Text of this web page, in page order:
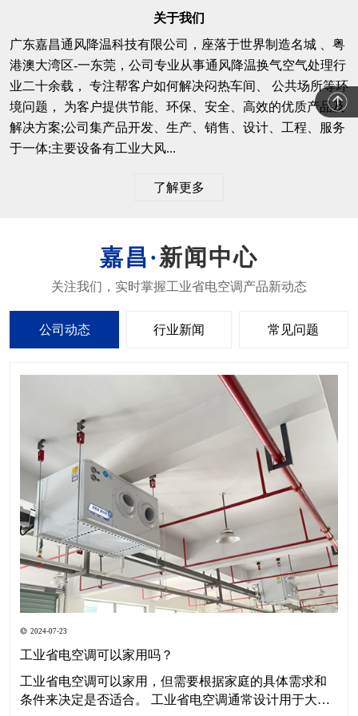
关于我们
广东嘉昌通风降温科技有限公司，座落于世界制造名城 、粤
港澳大湾区-一东莞，公司专业从事通风降温换气空气处理行
业二十余载， 专注帮客户如何解决闷热车间、 公共场所等环
境问题， 为客户提供节能、环保、安全、高效的优质产品及
解决方案;公司集产品开发、生产、销售、设计、工程、服务
于一体;主要设备有工业大风...
了解更多
新闻中心
公司动态 行业新闻 常见问题
2024-07-23
工业省电空调可以家用吗？
工业省电空调可以家用，但需要根据家庭的具体需求和
条件来决定是否适合。 工业省电空调通常设计用于大型